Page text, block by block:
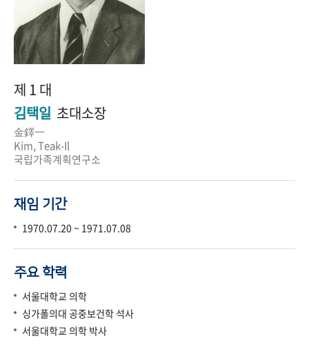
제 1 대
김택일 초대소장
金鐸一
Kim, Teak-Il
국립가족계획연구소
재임 기간
1970.07.20 ~ 1971.07.08
주요 학력
서울대학교 의학
싱가폴의대 공중보건학 석사
서울대학교 의학 박사